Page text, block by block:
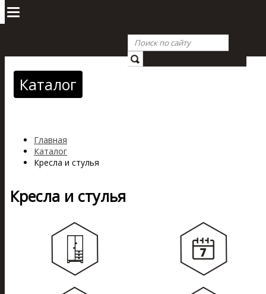
Каталог
Главная
Каталог
Кресла и стулья
Кресла и стулья